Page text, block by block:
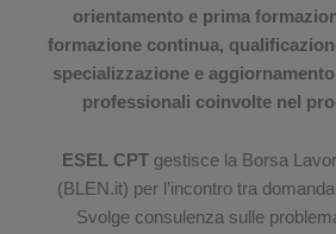
orientamento e prima
formazione continua,
specializzazione e
professionali coinvolte nel
ESEL CPT gestisce la Borsa
(BLEN.it) per l’incontro tra
Svolge consulenza sulle